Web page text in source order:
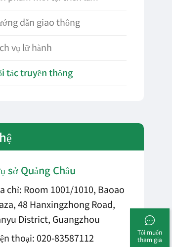
dẫn giao thông
vụ lữ hành
tác truyền thông
sở Quảng Châu
chỉ: Room 1001/1010, Baoao
48 Hanxingzhong Road,
District, Guangzhou
thoại: 020-83587112
Tôi muốn
tham gia